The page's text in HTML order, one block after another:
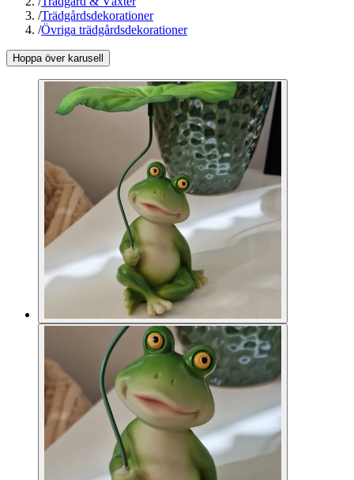
/Trädgårdsdekorationer
/Övriga trädgårdsdekorationer
Hoppa över karusell